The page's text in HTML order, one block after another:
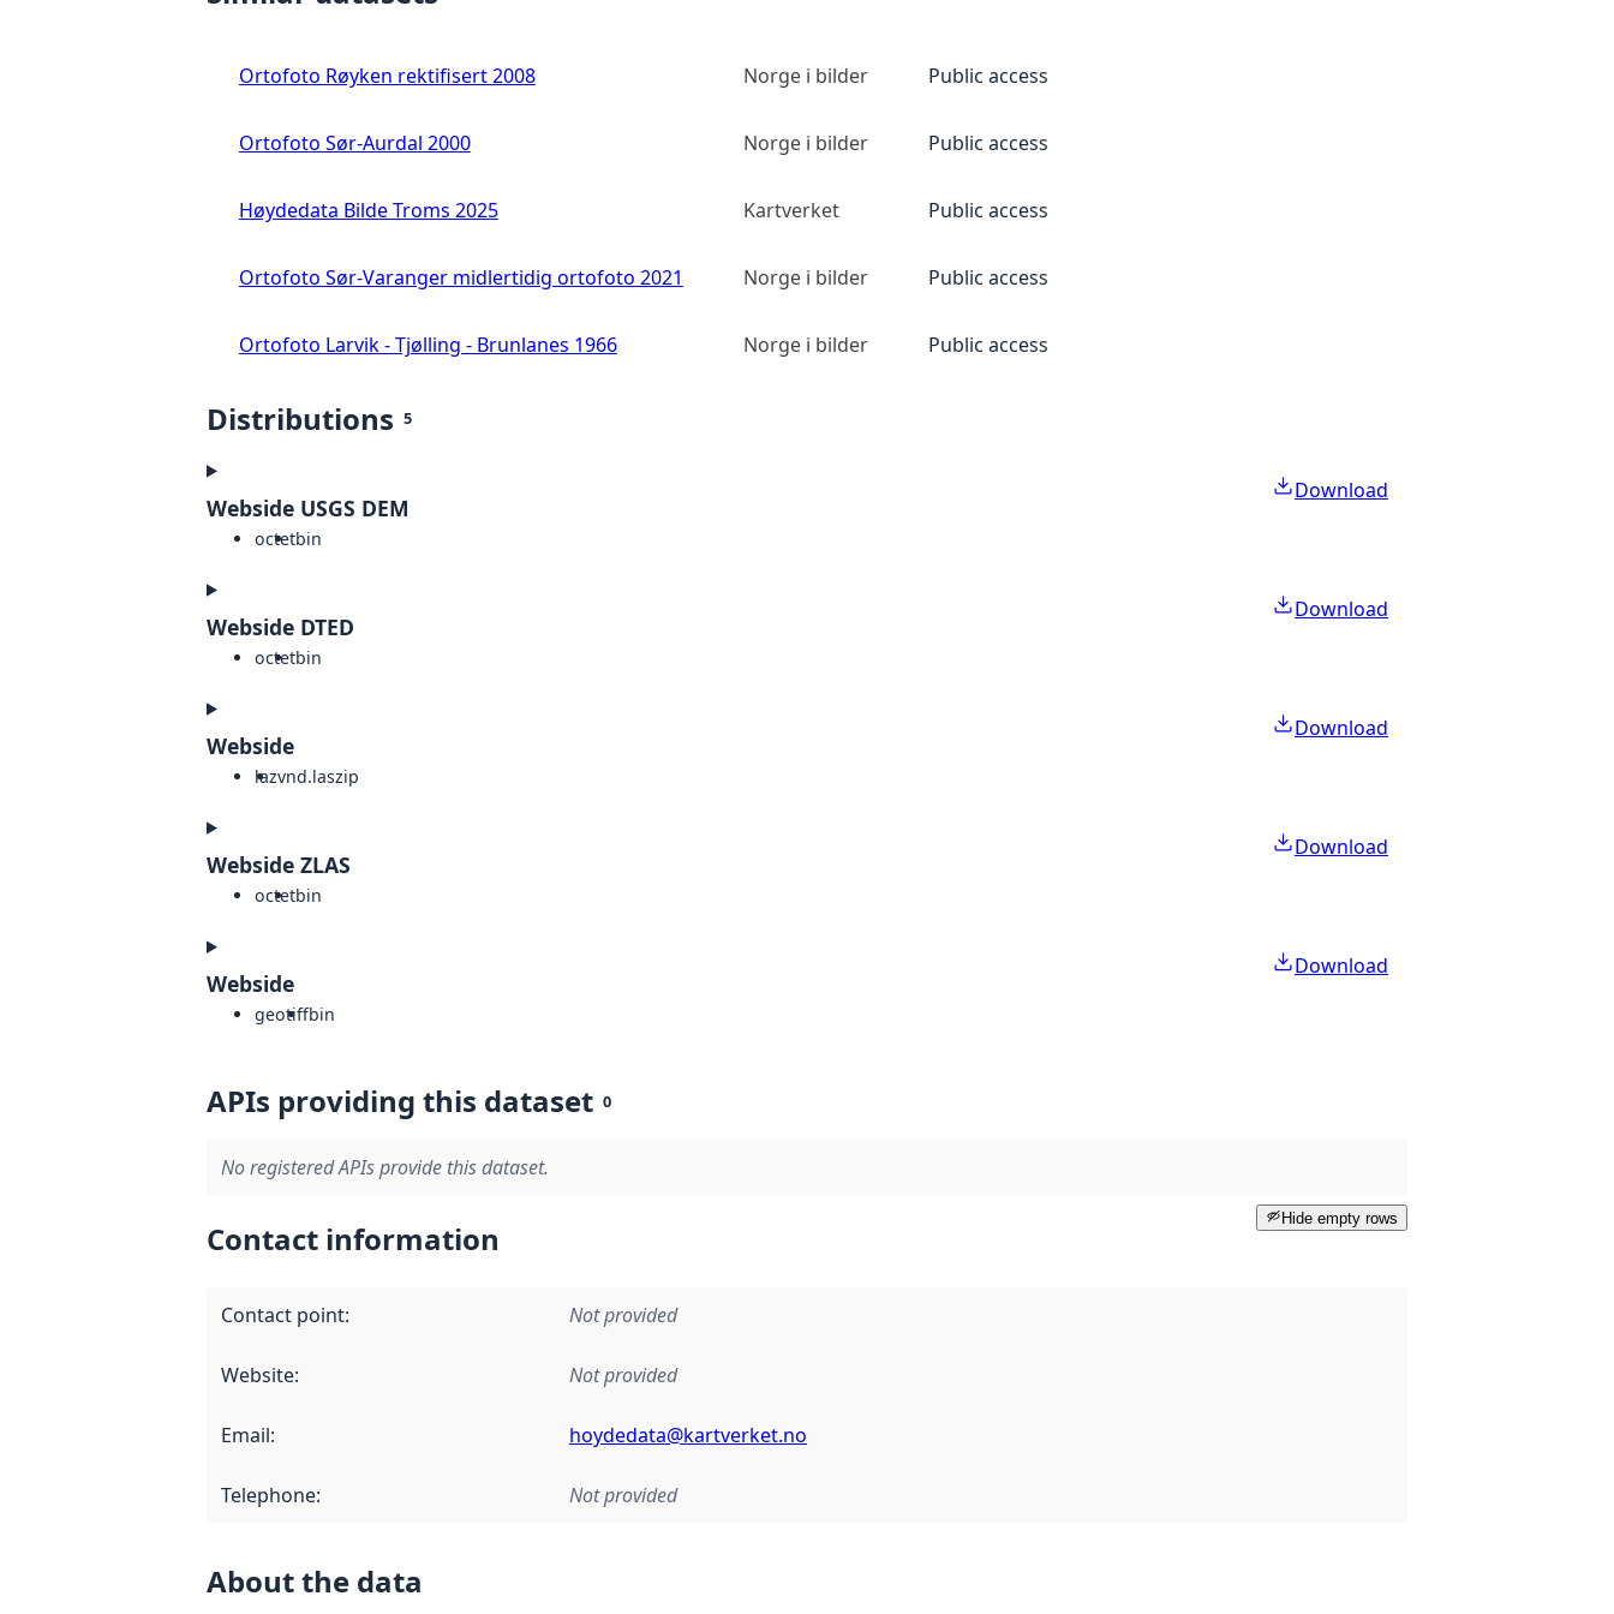
Ortofoto Røyken rektifisert 2008 Norge i bilder Public access
Ortofoto Sør-Aurdal 2000 Norge i bilder Public access
Høydedata Bilde Troms 2025 Kartverket Public access
Ortofoto Sør-Varanger midlertidig ortofoto 2021 Norge i bilder Public access
Ortofoto Larvik - Tjølling - Brunlanes 1966 Norge i bilder Public access
Distributions 5
Webside USGS DEM
octetbin
Download
Webside DTED
octetbin
Download
Webside
lazvnd.laszip
Download
Webside ZLAS
octetbin
Download
Webside
geotiffbin
Download
APIs providing this dataset 0
No registered APIs provide this dataset.
Hide empty rows
Contact information
Contact point: Not provided
Website: Not provided
Email: hoydedata@kartverket.no
Telephone: Not provided
About the data